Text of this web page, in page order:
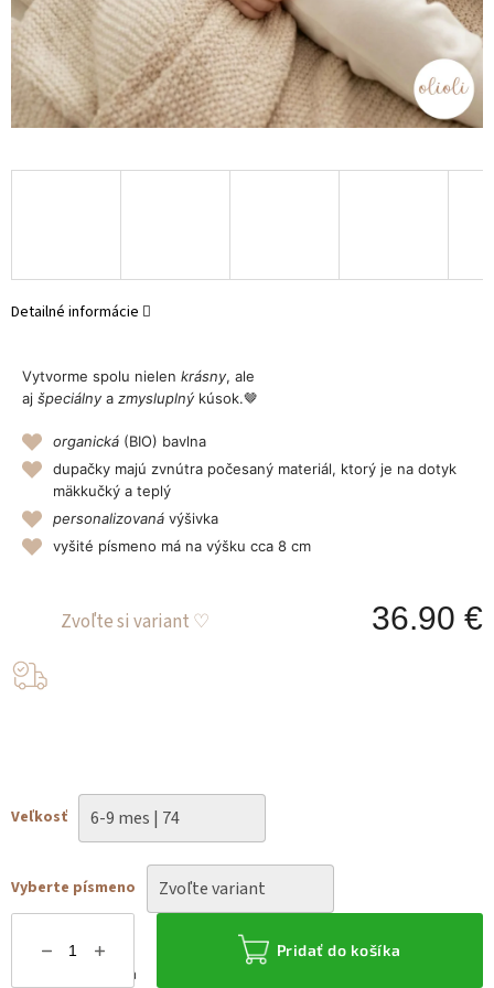
36.90 €
Veľkosť
Vyberte písmeno
Možnosti doručenia
Pridať do košíka
Vytvorme spolu nielen krásny, ale
aj špeciálny a zmysluplný kúsok.🤎
organická (BIO) bavlna
dupačky majú zvnútra počesaný materiál, ktorý je na dotyk
mäkkučký a teplý
personalizovaná výšivka
vyšité písmeno má na výšku cca 8 cm
Detailné informácie